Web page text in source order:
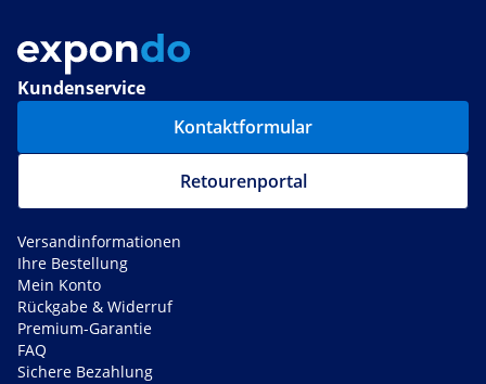
Kundenservice
Kontaktformular
Retourenportal
Versandinformationen
Ihre Bestellung
Mein Konto
Rückgabe & Widerruf
Premium-Garantie
FAQ
Sichere Bezahlung